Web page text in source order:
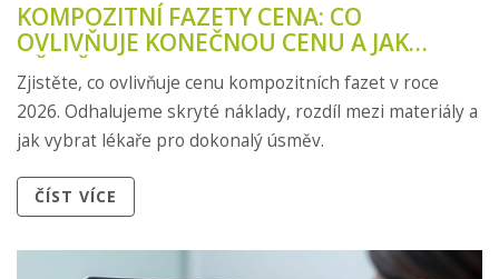
KOMPOZITNÍ FAZETY CENA: CO
OVLIVŇUJE KONEČNOU CENU A JAK
UŠETŘIT?
Zjistěte, co ovlivňuje cenu kompozitních fazet v roce
2026. Odhalujeme skryté náklady, rozdíl mezi materiály a
jak vybrat lékaře pro dokonalý úsměv.
ČÍST VÍCE